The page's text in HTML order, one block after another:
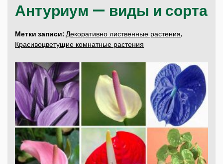
Антуриум — виды и сорта
Метки записи:Декоративно лиственные растения,
Красивоцветущие комнатные растения